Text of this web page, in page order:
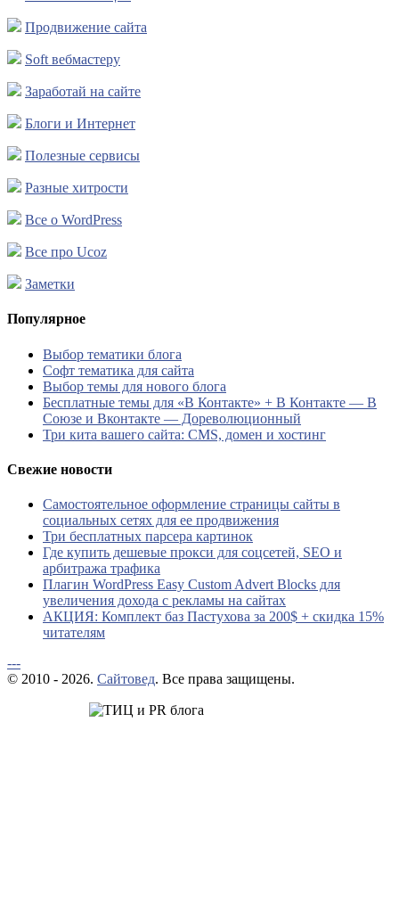
Продвижение сайта
Soft вебмастеру
Заработай на сайте
Блоги и Интернет
Полезные сервисы
Разные хитрости
Все о WordPress
Все про Ucoz
Заметки
Популярное
Выбор тематики блога
Софт тематика для сайта
Выбор темы для нового блога
Бесплатные темы для «В Контакте» + В Контакте — В
Союзе и Вконтакте — Дореволюционный
Три кита вашего сайта: CMS, домен и хостинг
Свежие новости
Самостоятельное оформление страницы сайты в
социальных сетях для ее продвижения
Три бесплатных парсера картинок
Где купить дешевые прокси для соцсетей, SEO и
арбитража трафика
Плагин WordPress Easy Custom Advert Blocks для
увеличения дохода с рекламы на сайтах
АКЦИЯ: Комплект баз Пастухова за 200$ + скидка 15%
читателям
---
© 2010 - 2026. Сайтовед. Все права защищены.